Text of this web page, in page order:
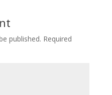
published. Required